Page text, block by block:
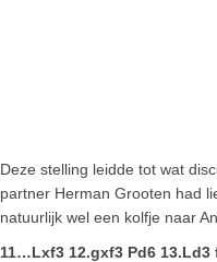
Deze stelling leidde tot wat
partner Herman Grooten had
natuurlijk wel een kolfje naar
11…Lxf3 12.gxf3 Pd6 13.Ld3